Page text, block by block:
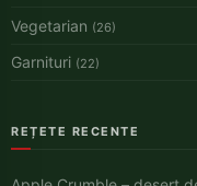
Vegetarian (26)
Garnituri (22)
REȚETE RECENTE